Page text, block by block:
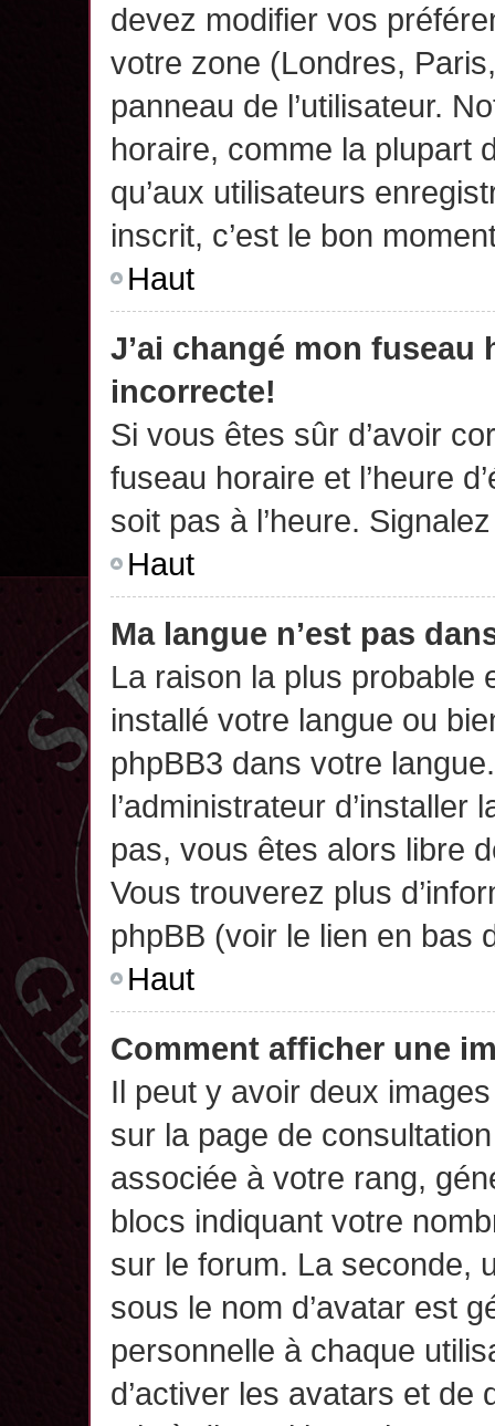
devez modifier vos
votre zone (Londres,
panneau de l’utilisateur.
horaire, comme la plupart
qu’aux utilisateurs
inscrit, c’est le bon
Haut
J’ai changé mon fuseau
incorrecte!
Si vous êtes sûr d’avoir
fuseau horaire et l’heure
soit pas à l’heure.
Haut
Ma langue n’est pas
La raison la plus probable
installé votre langue ou
phpBB3 dans votre
l’administrateur d’installer
pas, vous êtes alors libre
Vous trouverez plus
phpBB (voir le lien en bas
Haut
Comment afficher une
Il peut y avoir deux
sur la page de
associée à votre rang,
blocs indiquant votre
sur le forum. La seconde,
sous le nom d’avatar est
personnelle à chaque
d’activer les avatars et de